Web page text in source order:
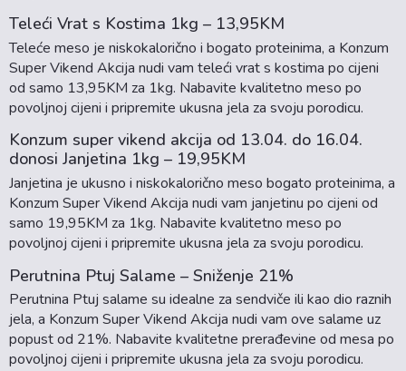
Teleći Vrat s Kostima 1kg – 13,95KM
Teleće meso je niskokalorično i bogato proteinima, a Konzum
Super Vikend Akcija nudi vam teleći vrat s kostima po cijeni
od samo 13,95KM za 1kg. Nabavite kvalitetno meso po
povoljnoj cijeni i pripremite ukusna jela za svoju porodicu.
Konzum super vikend akcija od 13.04. do 16.04.
donosi Janjetina 1kg – 19,95KM
Janjetina je ukusno i niskokalorično meso bogato proteinima, a
Konzum Super Vikend Akcija nudi vam janjetinu po cijeni od
samo 19,95KM za 1kg. Nabavite kvalitetno meso po
povoljnoj cijeni i pripremite ukusna jela za svoju porodicu.
Perutnina Ptuj Salame – Sniženje 21%
Perutnina Ptuj salame su idealne za sendviče ili kao dio raznih
jela, a Konzum Super Vikend Akcija nudi vam ove salame uz
popust od 21%. Nabavite kvalitetne prerađevine od mesa po
povoljnoj cijeni i pripremite ukusna jela za svoju porodicu.